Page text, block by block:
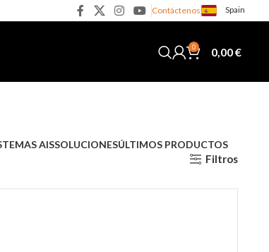
Contáctenos Spain
0 0,00€
AISSOLUCIONESÚLTIMOS PRODUCTOS
Filtros